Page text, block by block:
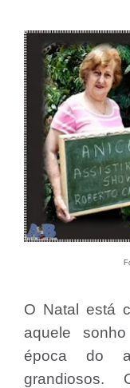
O Natal está
aquele
época do
grandiosos.